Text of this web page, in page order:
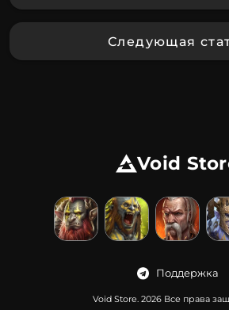
Следующая
Void
Поддержка
Void Store. 2026 Все права